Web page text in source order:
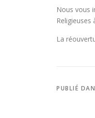
Nous vous
Religieuses
La
PUBLIÉ